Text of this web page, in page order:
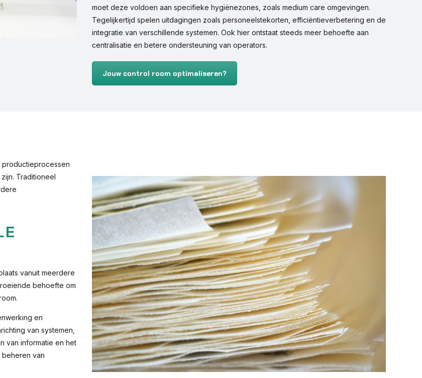
moet deze voldoen aan specifieke hygiënezones, zoals medium care omgevingen.
Tegelijkertijd spelen uitdagingen zoals personeelstekorten, efficiëntieverbetering en de
integratie van verschillende systemen. Ook hier ontstaat steeds meer behoefte aan
centralisatie en betere ondersteuning van operators.
Jouw control room optimaliseren?
Traditioneel
vanuit meerdere
behoefte om
en
van systemen,
van informatie en het
van